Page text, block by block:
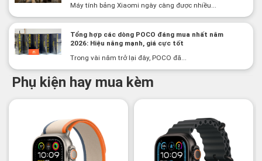
Máy tính bảng Xiaomi ngày càng được nhiều...
Tổng hợp các dòng POCO đáng mua nhất năm
2026: Hiệu năng mạnh, giá cực tốt
Trong vài năm trở lại đây, POCO đã...
Phụ kiện hay mua kèm